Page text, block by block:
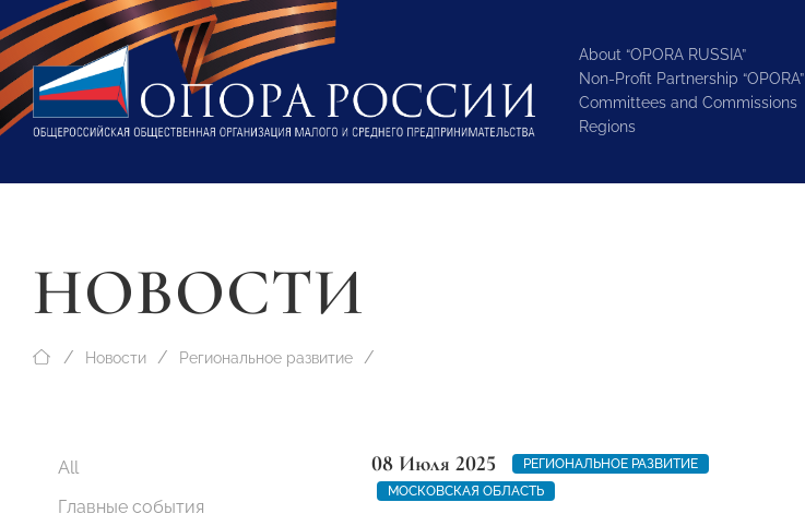
About “OPORA RUSSIA”
Non-Profit Partnership “OPORA”
Committees and Commissions
Regions
НОВОСТИ
Новости Региональное развитие
All
Главные события
08 Июля 2025
РЕГИОНАЛЬНОЕ РАЗВИТИЕ
МОСКОВСКАЯ ОБЛАСТЬ